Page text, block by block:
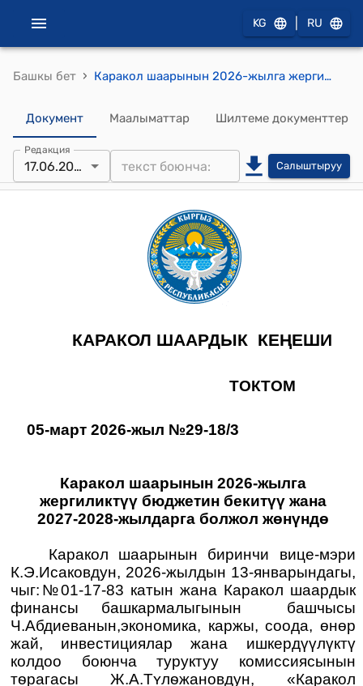
KG RU
Башкы бет › Каракол шаарынын 2026-жылга жергиликтүү бюджетин бекитүү жана 2027-2028-жылдарга болжол жөнүндө токтому
Документ Маалыматтар Шилтеме документтер
Редакция
17.06.2026 Салыштыруу